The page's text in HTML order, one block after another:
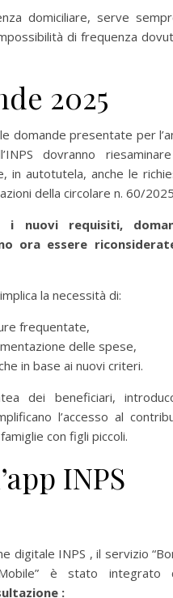
domiciliare, serve
di frequenza
2025
domande presentate per
dovranno
in autotutela, anche le
della circolare n. 60/
i nuovi requisiti,
ora essere
la necessità di:
frequentate,
delle spese,
in base ai nuovi criteri.
dei beneficiari,
l’accesso al
con figli piccoli.
INPS
digitale INPS , il servizio
Mobile” è stato integrato
: